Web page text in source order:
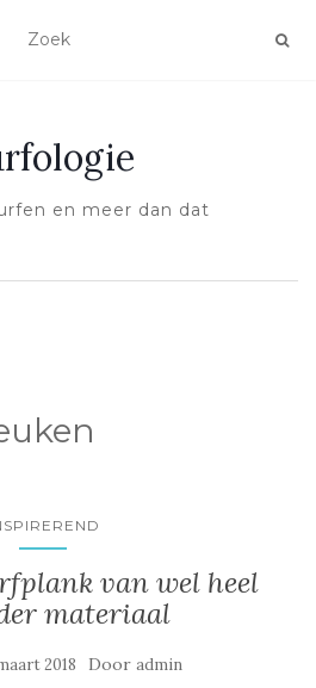
en meer dan dat
van wel heel
materiaal
2018 Door admin